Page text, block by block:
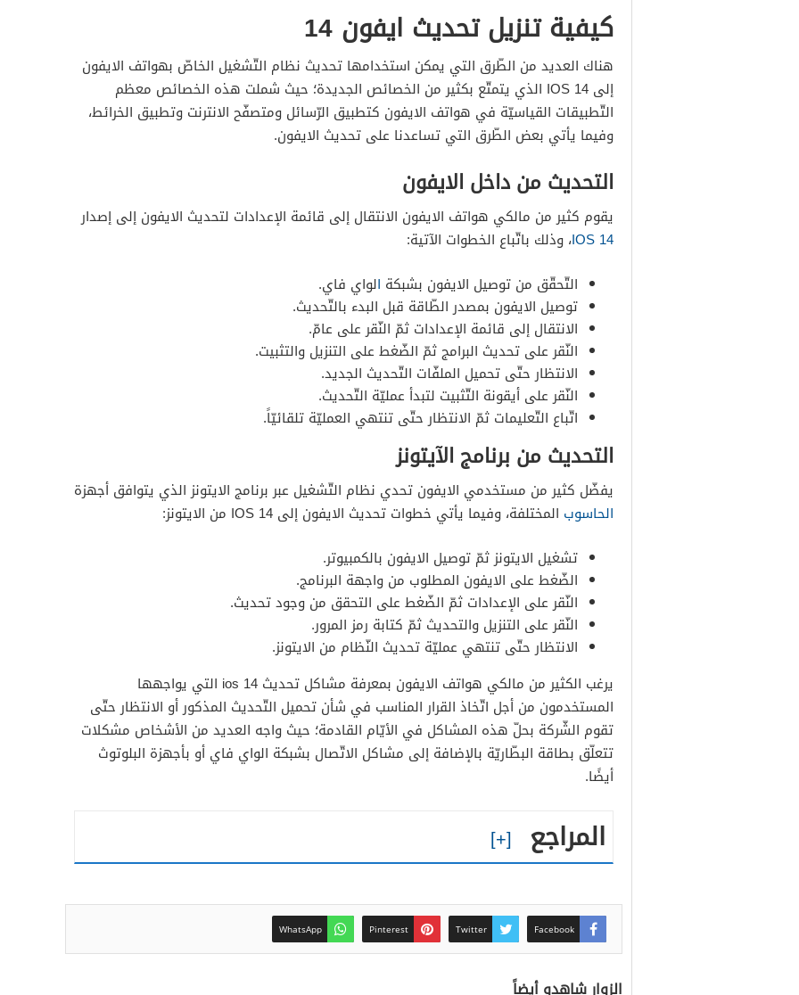
كيفية تنزيل تحديث ايفون 14
هناك العديد من الطّرق التي يمكن استخدامها تحديث نظام التّشغيل الخاصّ بهواتف الايفون
إلى IOS 14 الذي يتمتّع بكثير من الخصائص الجديدة؛ حيث شملت هذه الخصائص معظم
التّطبيقات القياسيّة في هواتف الايفون كتطبيق الرّسائل ومتصفّح الانترنت وتطبيق الخرائط،
وفيما يأتي بعض الطّرق التي تساعدنا على تحديث الايفون.
التحديث من داخل الايفون
يقوم كثير من مالكي هواتف الايفون الانتقال إلى قائمة الإعدادات لتحديث الايفون إلى إصدار
IOS 14، وذلك باتّباع الخطوات الآتية:
التّحقّق من توصيل الايفون بشبكة الواي فاي.
توصيل الايفون بمصدر الطّاقة قبل البدء بالتّحديث.
الانتقال إلى قائمة الإعدادات ثمّ النّقر على عامّ.
النّقر على تحديث البرامج ثمّ الضّغط على التنزيل والتثبيت.
الانتظار حتّى تحميل الملفّات التّحديث الجديد.
النّقر على أيقونة التّثبيت لتبدأ عمليّة التّحديث.
اتّباع التّعليمات ثمّ الانتظار حتّى تنتهي العمليّة تلقائيّاً.
التحديث من برنامج الآيتونز
يفضّل كثير من مستخدمي الايفون تحدي نظام التّشغيل عبر برنامج الايتونز الذي يتوافق أجهزة
الحاسوب المختلفة، وفيما يأتي خطوات تحديث الايفون إلى IOS 14 من الايتونز:
تشغيل الايتونز ثمّ توصيل الايفون بالكمبيوتر.
الضّغط على الايفون المطلوب من واجهة البرنامج.
النّقر على الإعدادات ثمّ الضّغط على التحقق من وجود تحديث.
النّقر على التنزيل والتحديث ثمّ كتابة رمز المرور.
الانتظار حتّى تنتهي عمليّة تحديث النّظام من الايتونز.
يرغب الكثير من مالكي هواتف الايفون بمعرفة مشاكل تحديث ios 14 التي يواجهها
المستخدمون من أجل اتّخاذ القرار المناسب في شأن تحميل التّحديث المذكور أو الانتظار حتّى
تقوم الشّركة بحلّ هذه المشاكل في الأيّام القادمة؛ حيث واجه العديد من الأشخاص مشكلات
تتعلّق بطاقة البطّاريّة بالإضافة إلى مشاكل الاتّصال بشبكة الواي فاي أو بأجهزة البلوتوث
أيضًا.
المراجع
Facebook
Twitter
Pinterest
WhatsApp